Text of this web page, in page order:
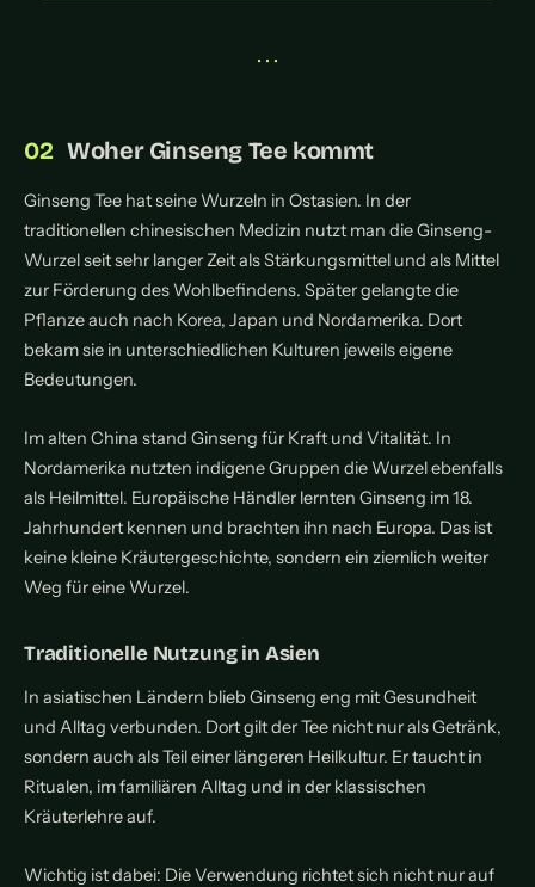
• • •
Woher Ginseng Tee kommt
Ginseng Tee hat seine Wurzeln in Ostasien. In der
traditionellen chinesischen Medizin nutzt man die Ginseng-
Wurzel seit sehr langer Zeit als Stärkungsmittel und als Mittel
zur Förderung des Wohlbefindens. Später gelangte die
Pflanze auch nach Korea, Japan und Nordamerika. Dort
bekam sie in unterschiedlichen Kulturen jeweils eigene
Bedeutungen.
Im alten China stand Ginseng für Kraft und Vitalität. In
Nordamerika nutzten indigene Gruppen die Wurzel ebenfalls
als Heilmittel. Europäische Händler lernten Ginseng im 18.
Jahrhundert kennen und brachten ihn nach Europa. Das ist
keine kleine Kräutergeschichte, sondern ein ziemlich weiter
Weg für eine Wurzel.
Traditionelle Nutzung in Asien
In asiatischen Ländern blieb Ginseng eng mit Gesundheit
und Alltag verbunden. Dort gilt der Tee nicht nur als Getränk,
sondern auch als Teil einer längeren Heilkultur. Er taucht in
Ritualen, im familiären Alltag und in der klassischen
Kräuterlehre auf.
Wichtig ist dabei: Die Verwendung richtet sich nicht nur auf